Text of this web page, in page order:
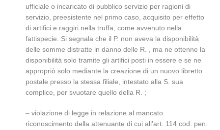
ufficiale o incaricato di pubblico servizio per ragioni di
servizio, preesistente nel primo caso, acquisito per effetto
di artifici e raggiri nella truffa, come avvenuto nella
fattispecie. Si segnala che il P. non aveva la disponibilità
delle somme distratte in danno delle R. , ma ne ottenne la
disponibilità solo tramite gli artifici posti in essere e se ne
appropriò solo mediante la creazione di un nuovo libretto
postale presso la stessa filiale, intestato alla S. sua
complice, per svuotare quello della R. ;
– violazione di legge in relazione al mancato
riconoscimento della attenuante di cui all’art. 114 cod. pen.